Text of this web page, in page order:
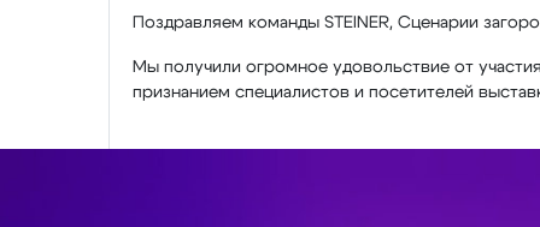
Поздравляем команды STEINER, Сценарии
Мы получили огромное удовольствие от
признанием специалистов и посетителей